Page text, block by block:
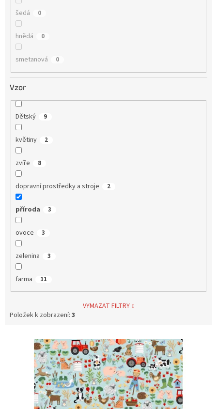
šedá 0
hnědá 0
smetanová 0
Vzor
Dětský 9
květiny 2
zvíře 8
dopravní prostředky a stroje 2
příroda 3
ovoce 3
zelenina 3
farma 11
VYMAZAT FILTRY
Položek k zobrazení: 3